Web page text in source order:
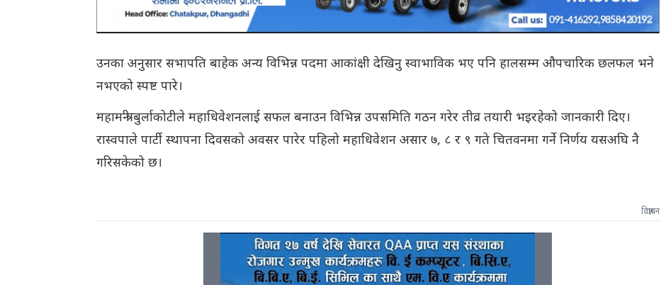
उनका अनुसार सभापति बाहेक अन्य विभिन्न पदमा आकांक्षी देखिनु स्वाभाविक भए पनि हालसम्म औपचारिक छलफल भने
नभएको स्पष्ट पारे।
महामन्त्री बुर्लाकोटीले महाधिवेशनलाई सफल बनाउन विभिन्न उपसमिति गठन गरेर तीव्र तयारी भइरहेको जानकारी दिए।
रास्वपाले पार्टी स्थापना दिवसको अवसर पारेर पहिलो महाधिवेशन असार ७, ८ र ९ गते चितवनमा गर्ने निर्णय यसअघि नै
गरिसकेको छ।
विज्ञापन